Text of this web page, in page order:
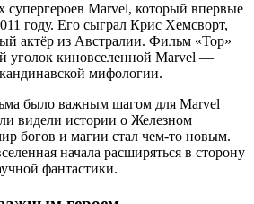
Marvel, который впервые
году. Его сыграл Крис Хемсворт,
актёр из Австралии. Фильм «Тор»
уголок киновселенной Marvel —
мифологии.
было важным шагом для Marvel
видели истории о Железном
богов и магии стал чем-то новым.
начала расширяться в сторону
фантастики.